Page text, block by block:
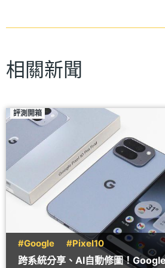
相關新聞
評測開箱
#Google #Pixel10
跨系統分享、AI自動修圖！